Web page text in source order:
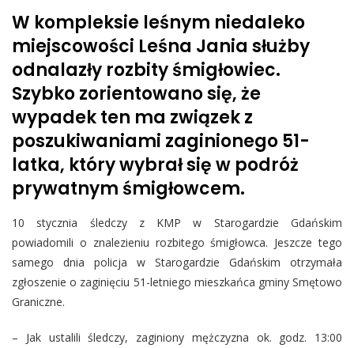
W kompleksie leśnym niedaleko
miejscowości Leśna Jania służby
odnalazły rozbity śmigłowiec.
Szybko zorientowano się, że
wypadek ten ma związek z
poszukiwaniami zaginionego 51-
latka, który wybrał się w podróż
prywatnym śmigłowcem.
10 stycznia śledczy z KMP w Starogardzie Gdańskim
powiadomili o znalezieniu rozbitego śmigłowca. Jeszcze tego
samego dnia policja w Starogardzie Gdańskim otrzymała
zgłoszenie o zaginięciu 51-letniego mieszkańca gminy Smętowo
Graniczne.
– Jak ustalili śledczy, zaginiony mężczyzna ok. godz. 13:00